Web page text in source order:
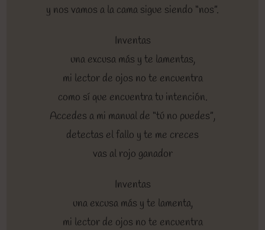
y nos vamos a la cama sigue siendo “nos”.
Inventas
una excusa más y te lamentas,
mi lector de ojos no te encuentra
como sí que encuentra tu intención.
Accedes a mi manual de “tú no puedes”,
detectas el fallo y te me creces
vas al rojo ganador
Inventas
una excusa más y te lamenta,
mi lector de ojos no te encuentra